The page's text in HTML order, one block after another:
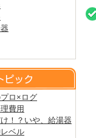
ロ×ログ
費用
！？いや、給湯器
ベル